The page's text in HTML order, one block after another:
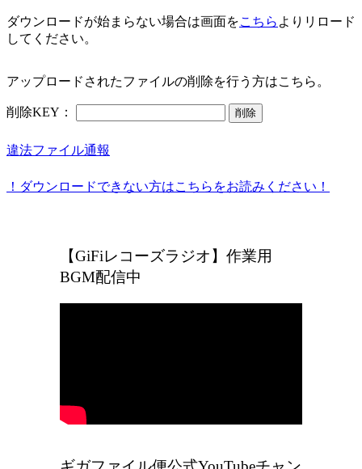
ダウンロードが始まらない場合は画面をこちら よりリロード
してください。
アップロードされたファイルの削除を行う方はこちら。
削除KEY： 削除
違法ファイル通報
！ダウンロードできない方はこちらをお読みください！
【GiFiレコーズラジオ】作業用
BGM配信中